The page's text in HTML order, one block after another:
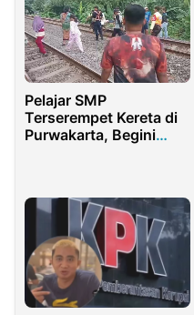
Pelajar SMP
Terserempet Kereta di
Purwakarta, Begini